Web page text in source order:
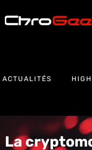
ACTUALITÉS
La